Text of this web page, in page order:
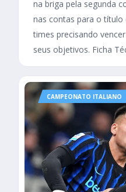
na briga pela segunda
nas contas para o título
times precisando
seus objetivos. Ficha
CAMPEONATO ITALIANO